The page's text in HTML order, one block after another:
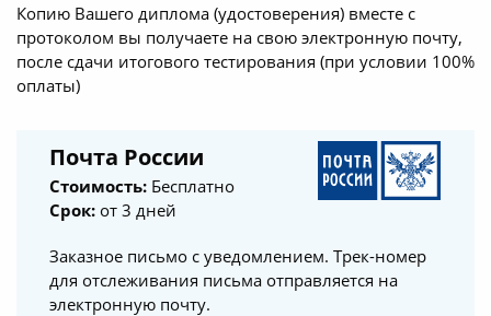
Копию Вашего диплома (удостоверения) вместе с
протоколом вы получаете на свою электронную почту,
после сдачи итогового тестирования (при условии 100%
оплаты)
Почта России
Стоимость: Бесплатно
Срок: от 3 дней
Заказное письмо с уведомлением. Трек-номер
для отслеживания письма отправляется на
электронную почту.